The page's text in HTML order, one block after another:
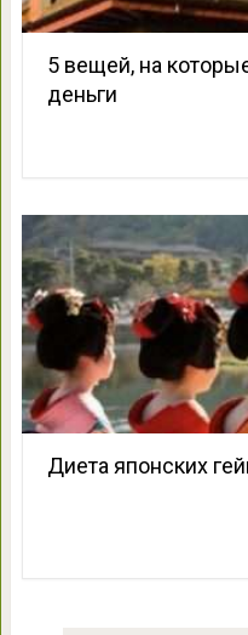
5 вещей, на
деньги
Диета японских